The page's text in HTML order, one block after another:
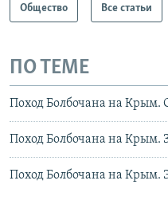
Общество Все статьи
ПО ТЕМЕ
Поход Болбочана на Крым.
Поход Болбочана на Крым.
Поход Болбочана на Крым.